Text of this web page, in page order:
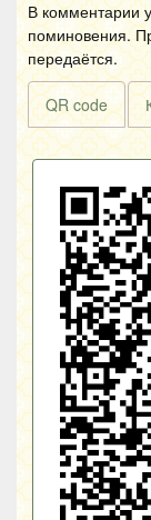
В комментарии
поминовения.
передаётся.
QR code